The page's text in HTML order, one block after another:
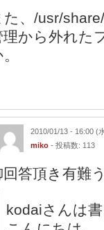
た、/usr/
理から外れた
2010/01/13 - 16:00 (
miko - 投稿数: 113
回答頂き有難
kodaiさんは